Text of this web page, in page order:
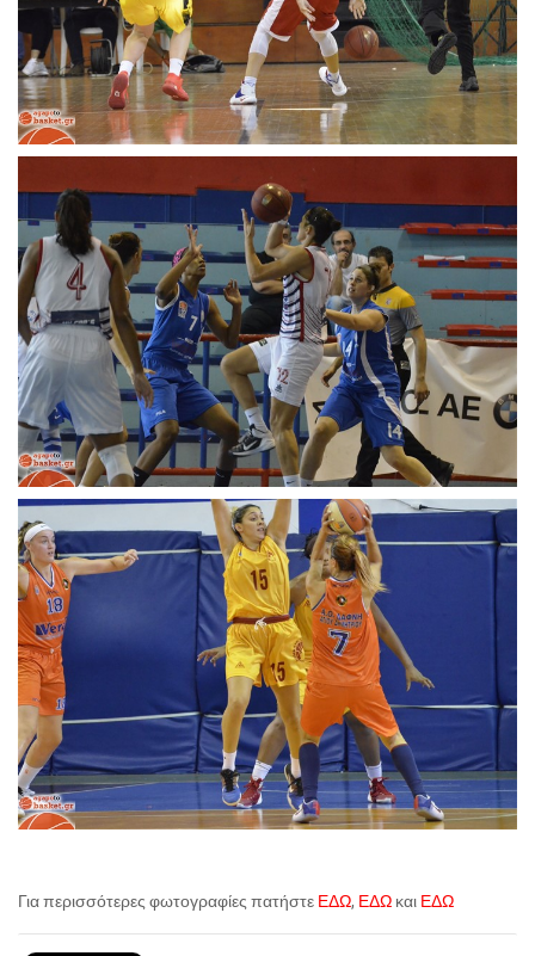
Για περισσότερες φωτογραφίες πατήστε ΕΔΩ, ΕΔΩ και ΕΔΩ